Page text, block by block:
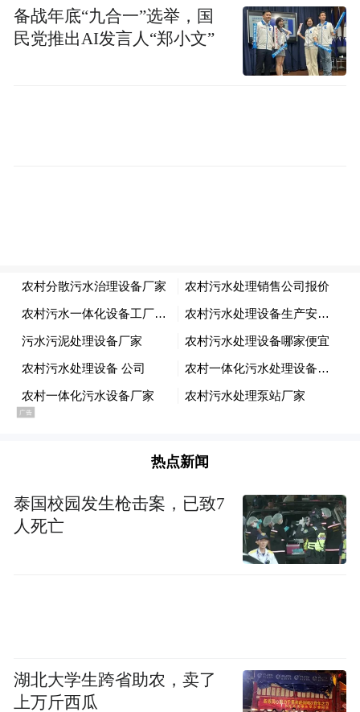
备战年底“九合一”选举，国
民党推出AI发言人“郑小文”
热点新闻
泰国校园发生枪击案，已致7
人死亡
湖北大学生跨省助农，卖了
上万斤西瓜